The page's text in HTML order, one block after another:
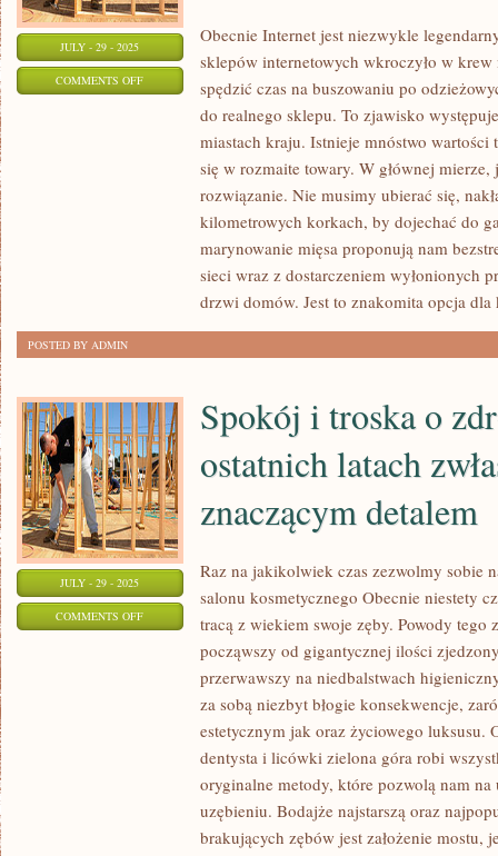
JULY - 29 - 2025
COMMENTS OFFON
WYKONYWAĆ
PRACĘ
WETERYNARZA,
USKUTECZNIĆ
PEWNE
OCZEKIWANIA
Obecnie Internet jest niezwykle
sklepów internetowych wkroczyło w
spędzić czas na buszowaniu po
do realnego sklepu. To zjawisko
miastach kraju. Istnieje mnóstwo wartości
się w rozmaite towary. W głównej
rozwiązanie. Nie musimy ubierać się,
kilometrowych korkach, by dojechać do
marynowanie mięsa proponują nam
sieci wraz z dostarczeniem wyłonionych
drzwi domów. Jest to znakomita opcja dla
POSTED BY ADMIN
JULY - 29 - 2025
COMMENTS OFFON
Spokój i troska o
ostatnich latach
znaczącym detalem
Raz na jakikolwiek czas zezwolmy sobie
salonu kosmetycznego Obecnie niestety
tracą z wiekiem swoje zęby. Powody tego
począwszy od gigantycznej ilości
przerwawszy na niedbalstwach
za sobą niezbyt błogie konsekwencje,
estetycznym jak oraz życiowego luksusu.
dentysta i licówki zielona góra robi
oryginalne metody, które pozwolą nam na
uzębieniu. Bodajże najstarszą oraz
brakujących zębów jest założenie mostu,